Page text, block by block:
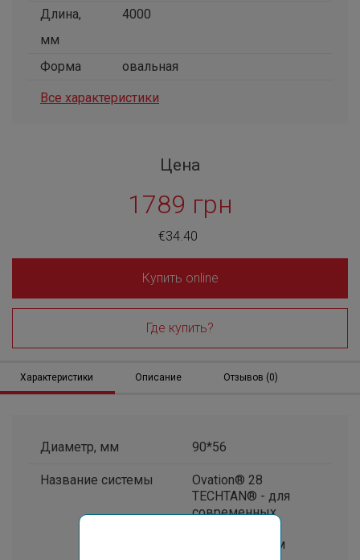
Длина,
мм
4000
Форма овальная
Все характеристики
Цена
1789 грн
€34.40
Купить online
Где купить?
Характеристики Описание Отзывов (0)
Диаметр, мм 90*56
Название системы
Ovation® 28
TECHTAN® - для
современных
архитектурным